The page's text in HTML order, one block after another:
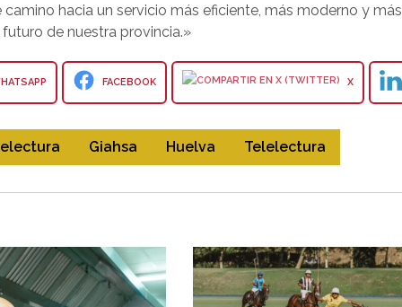
hacia un servicio más eficiente, más moderno y más
de nuestra provincia.»
FACEBOOK X
Giahsa Huelva Telelectura